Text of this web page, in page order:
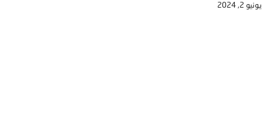
يونيو 2, 2024